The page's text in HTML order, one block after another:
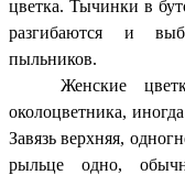
цветка. Тычинки в
разгибаются и
пыльников.
Женские
околоцветника,
Завязь верхняя,
рыльце одно,